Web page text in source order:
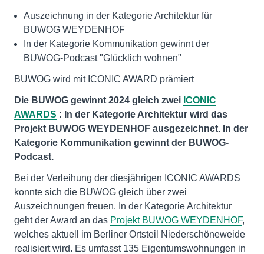
Auszeichnung in der Kategorie Architektur für
BUWOG WEYDENHOF
In der Kategorie Kommunikation gewinnt der
BUWOG-Podcast "Glücklich wohnen"
BUWOG wird mit ICONIC AWARD prämiert
Die BUWOG gewinnt 2024 gleich zwei ICONIC
AWARDS : In der Kategorie Architektur wird das
Projekt BUWOG WEYDENHOF ausgezeichnet. In der
Kategorie Kommunikation gewinnt der BUWOG-
Podcast.
Bei der Verleihung der diesjährigen ICONIC AWARDS
konnte sich die BUWOG gleich über zwei
Auszeichnungen freuen. In der Kategorie Architektur
geht der Award an das Projekt BUWOG WEYDENHOF,
welches aktuell im Berliner Ortsteil Niederschöneweide
realisiert wird. Es umfasst 135 Eigentumswohnungen in